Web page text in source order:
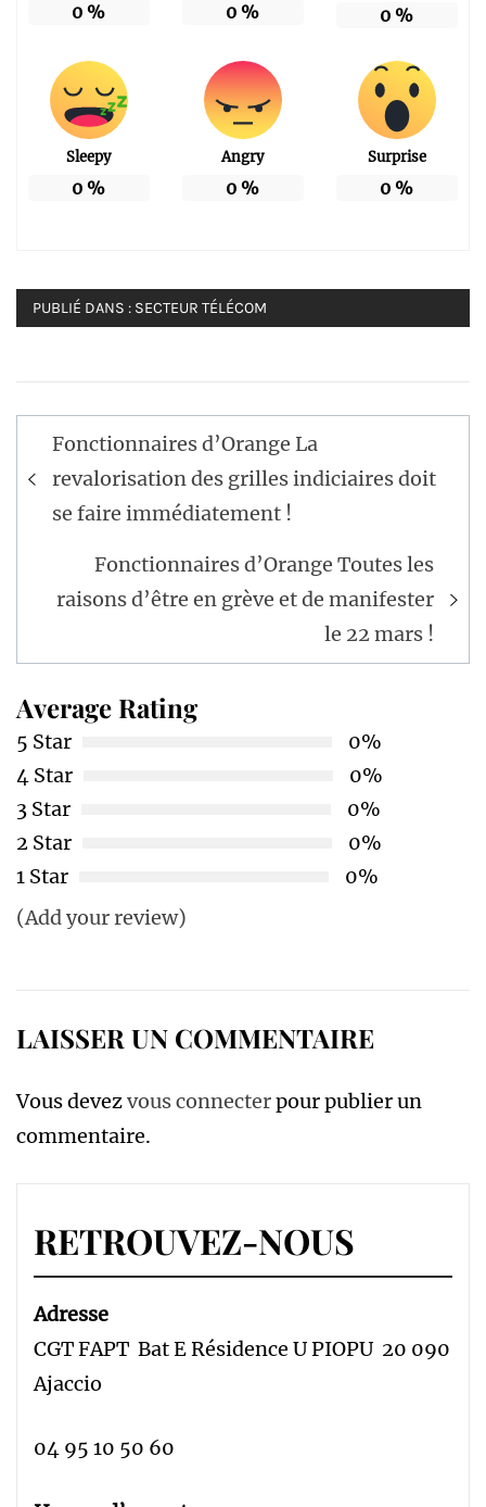
0 % 0 % 0 %
Sleepy
0 %
Angry
0 %
Surprise
0 %
PUBLIÉ DANS : SECTEUR TÉLÉCOM
Navigation
de
l’article
Fonctionnaires d’Orange La
revalorisation des grilles indiciaires doit
se faire immédiatement !
Fonctionnaires d’Orange Toutes les
raisons d’être en grève et de manifester
le 22 mars !
Average Rating
5 Star
0%
4 Star
0%
3 Star
0%
2 Star
0%
1 Star
0%
(Add your review)
LAISSER UN COMMENTAIRE
Vous devezvous connecterpour publier un
commentaire.
RETROUVEZ-NOUS
Adresse
CGT FAPT Bat E Résidence U PIOPU 20 090
Ajaccio
04 95 10 50 60